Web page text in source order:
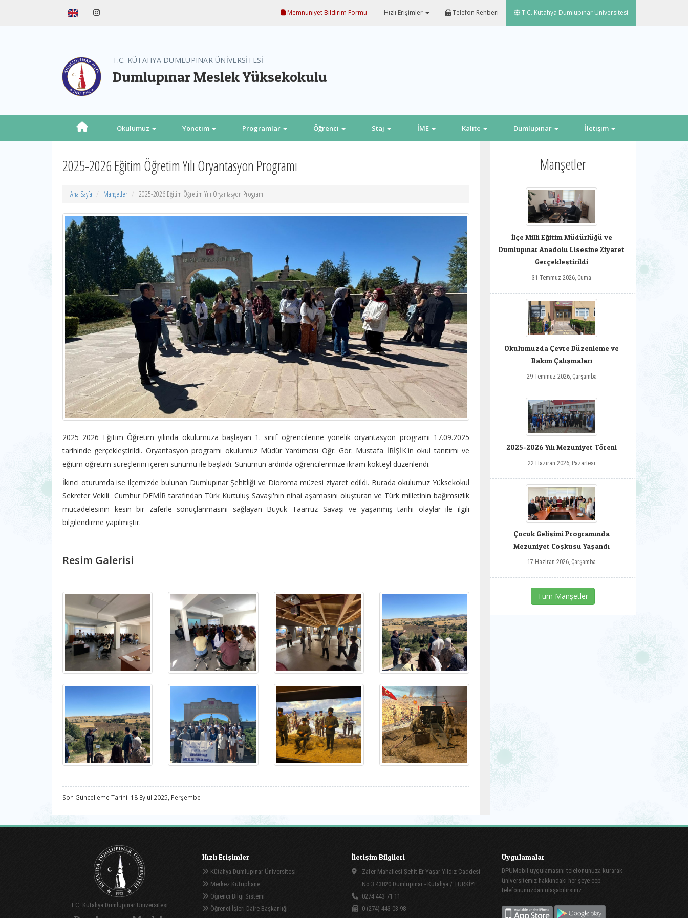
Memnuniyet Bildirim Formu Hızlı Erişimler Telefon Rehberi T.C. Kütahya Dumlupınar Üniversitesi
T.C. KÜTAHYA DUMLUPINAR ÜNİVERSİTESİ
Dumlupınar Meslek Yüksekokulu
Okulumuz Yönetim Programlar Öğrenci Staj İME Kalite Dumlupınar İletişim
2025-2026 Eğitim Öğretim Yılı Oryantasyon Programı
Ana Sayfa Manşetler 2025-2026 Eğitim Öğretim Yılı Oryantasyon Programı
2025 2026 Eğitim Öğretim yılında okulumuza başlayan 1. sınıf öğrencilerine yönelik oryantasyon programı 17.09.2025
tarihinde gerçekleştirildi. Oryantasyon programı okulumuz Müdür Yardımcısı Öğr. Gör. Mustafa İRİŞİK'in okul tanıtımı ve
eğitim öğretim süreçlerini içeren sunumu ile başladı. Sunumun ardında öğrencilerimize ikram kokteyl düzenlendi.
İkinci oturumda ise ilçemizde bulunan Dumlupınar Şehitliği ve Dioroma müzesi ziyaret edildi. Burada okulumuz Yüksekokul
Sekreter Vekili Cumhur DEMİR tarafından Türk Kurtuluş Savaşı'nın nihai aşamasını oluşturan ve Türk milletinin bağımsızlık
mücadelesinin kesin bir zaferle sonuçlanmasını sağlayan Büyük Taarruz Savaşı ve yaşanmış tarihi olaylar ile ilgili
bilgilendirme yapılmıştır.
Resim Galerisi
Son Güncelleme Tarihi: 18 Eylül 2025, Perşembe
Manşetler
İlçe Milli Eğitim Müdürlüğü ve
Dumlupınar Anadolu Lisesine Ziyaret
Gerçekleştirildi
31 Temmuz 2026, Cuma
Okulumuzda Çevre Düzenleme ve
Bakım Çalışmaları
29 Temmuz 2026, Çarşamba
2025-2026 Yılı Mezuniyet Töreni
22 Haziran 2026, Pazartesi
Çocuk Gelişimi Programında
Mezuniyet Coşkusu Yaşandı
17 Haziran 2026, Çarşamba
Tüm Manşetler
T.C. Kütahya Dumlupınar Üniversitesi
Hızlı Erişimler
Kütahya Dumlupınar Üniversitesi
Merkez Kütüphane
Öğrenci Bilgi Sistemi
Öğrenci İşleri Daire Başkanlığı
İletişim Bilgileri
Zafer Mahallesi Şehit Er Yaşar Yıldız Caddesi
No:3 43820 Dumlupınar - Kütahya / TÜRKİYE
0274 443 71 11
0 (274) 443 03 98
Uygulamalar
DPUMobil uygulamasını telefonunuza kurarak
üniversitemiz hakkındaki her şeye cep
telefonunuzdan ulaşabilirsiniz.